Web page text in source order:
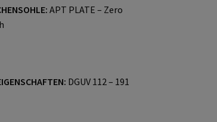
APT PLATE – Zero
DGUV 112 – 191